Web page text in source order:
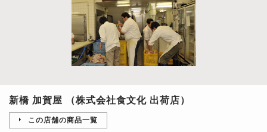
新橋 加賀屋 （株式会社食文化 出荷店）
この店舗の商品一覧